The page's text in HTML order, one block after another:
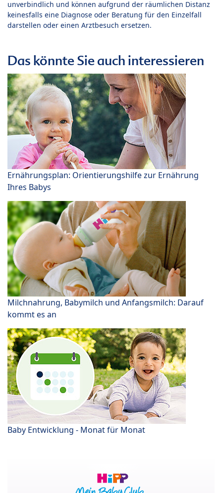
unverbindlich und können aufgrund der räumlichen Distanz
keinesfalls eine Diagnose oder Beratung für den Einzelfall
darstellen oder einen Arztbesuch ersetzen.
Das könnte Sie auch interessieren
Ernährungsplan: Orientierungshilfe zur Ernährung
Ihres Babys
Milchnahrung, Babymilch und Anfangsmilch: Darauf
kommt es an
Baby Entwicklung - Monat für Monat